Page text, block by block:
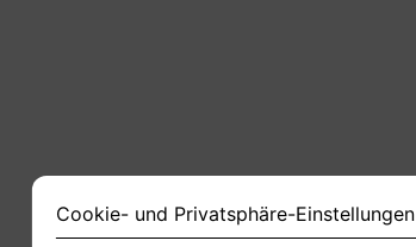
Cookie- und Privatsphäre-Einstellungen